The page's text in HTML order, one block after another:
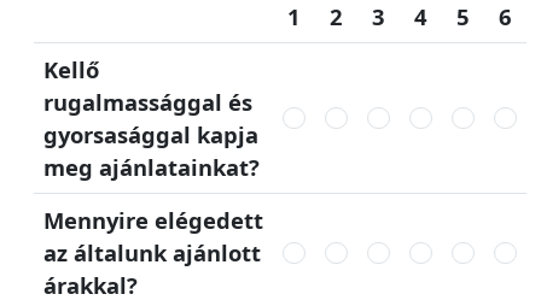
1 2 3 4 5
6
Kellő
rugalmassággal és
gyorsasággal kapja
meg ajánlatainkat?
Mennyire elégedett
az általunk ajánlott
árakkal?